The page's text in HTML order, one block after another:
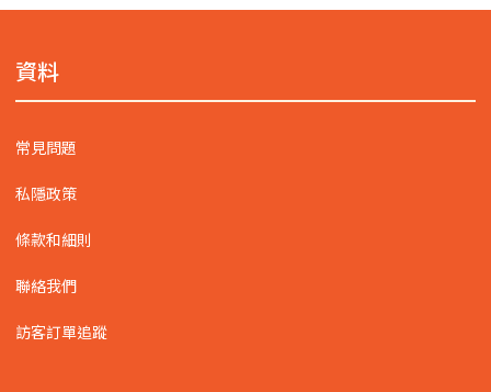
資料
常見問題
私隱政策
條款和細則
聯絡我們
訪客訂單追蹤